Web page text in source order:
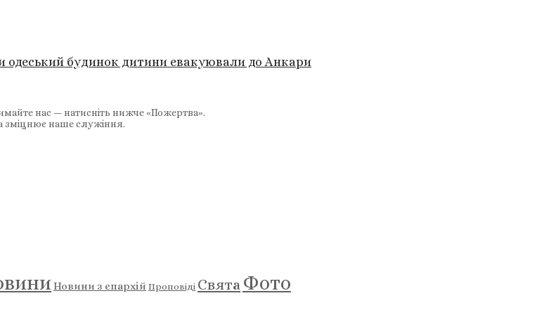
одеський будинок дитини евакуювали до Анкари
нас — натисніть нижче «Пожертва».
зміцнює наше служіння.
Новини з єпархій Проповіді Свята Фото